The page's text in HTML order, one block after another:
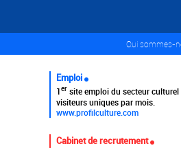
Qui sommes-
Emploi
1er site emploi du secteur
visiteurs uniques par mois.
www.profilculture.com
Cabinet de recrutement